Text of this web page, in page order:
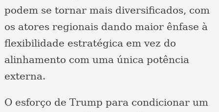
podem se tornar mais diversificados, com
os atores regionais dando maior ênfase à
flexibilidade estratégica em vez do
alinhamento com uma única potência
externa.
O esforço de Trump para condicionar um